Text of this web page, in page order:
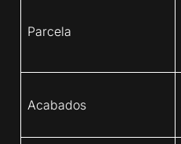
Parcela
Acabados